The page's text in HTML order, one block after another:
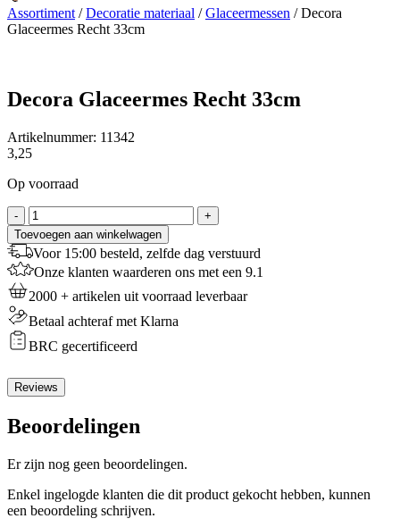
Assortiment /Decoratie materiaal /Glaceermessen /Decora
Glaceermes Recht 33cm
Decora Glaceermes Recht 33cm
Artikelnummer: 11342
3,25
Op voorraad
-
Decora
Glaceermes
Recht
33cm
aantal
+
Toevoegen aan winkelwagen
Voor 15:00 besteld, zelfde dag verstuurd
Onze klanten waarderen ons met een 9.1
2000 + artikelen uit voorraad leverbaar
Betaal achteraf met Klarna
BRC gecertificeerd
Reviews
Beoordelingen
Er zijn nog geen beoordelingen.
Enkel ingelogde klanten die dit product gekocht hebben, kunnen
een beoordeling schrijven.